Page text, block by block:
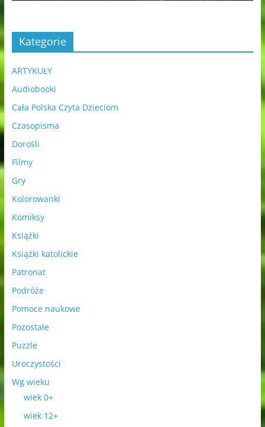
Kategorie
ARTYKUŁY
Audiobooki
Cała Polska Czyta Dzieciom
Czasopisma
Dorośli
Filmy
Gry
Kolorowanki
Komiksy
Książki
Książki katolickie
Patronat
Podróże
Pomoce naukowe
Pozostałe
Puzzle
Uroczystości
Wg wieku
wiek 0+
wiek 12+